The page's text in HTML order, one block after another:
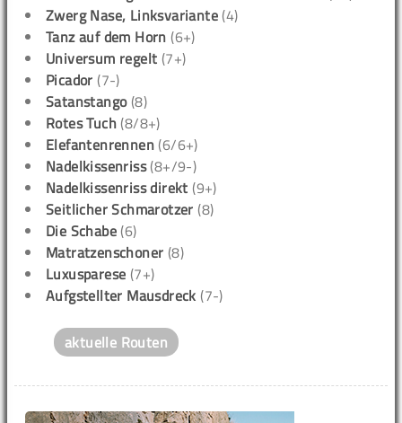
Zwerg Nase, Linksvariante (4)
Tanz auf dem Horn (6+)
Universum regelt (7+)
Picador (7-)
Satanstango(8)
Rotes Tuch (8/8+)
Elefantenrennen (6/6+)
Nadelkissenriss(8+/9-)
Nadelkissenriss direkt (9+)
Seitlicher Schmarotzer (8)
Die Schabe (6)
Matratzenschoner (8)
Luxusparese (7+)
Aufgstellter Mausdreck (7-)
aktuelle Routen